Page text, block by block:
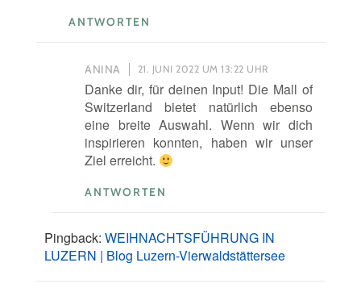
ANTWORTEN
ANINA 21. JUNI 2022 UM 13:22 UHR
Danke dir, für deinen Input! Die Mall of
Switzerland bietet natürlich ebenso
eine breite Auswahl. Wenn wir dich
inspirieren konnten, haben wir unser
Ziel erreicht.
ANTWORTEN
Pingback: WEIHNACHTSFÜHRUNG IN
LUZERN | Blog Luzern-Vierwaldstättersee